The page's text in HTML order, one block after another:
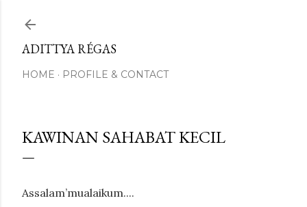
ADITTYA RÉGAS
HOME PROFILE & CONTACT
KAWINAN SAHABAT KECIL
Assalam’mualaikum....